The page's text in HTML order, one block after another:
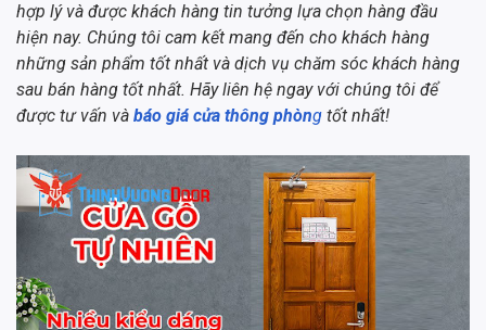
hợp lý và được khách hàng tin tưởng lựa chọn hàng đầu
hiện nay. Chúng tôi cam kết mang đến cho khách hàng
những sản phẩm tốt nhất và dịch vụ chăm sóc khách hàng
sau bán hàng tốt nhất. Hãy liên hệ ngay với chúng tôi để
được tư vấn và báo giá cửa thông phòng tốt nhất!